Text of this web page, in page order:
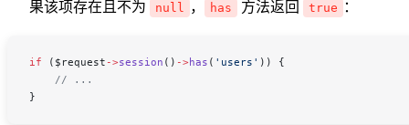
果该项存在且不为
null ， has 方法返回 true ：
if ( $request ->session () ->has ( 'users' )) {
    // ...
}